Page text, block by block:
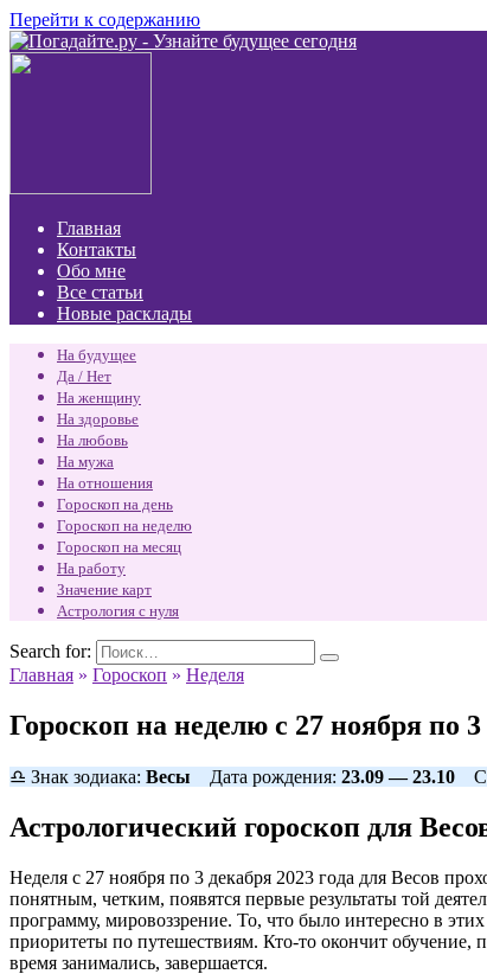
Перейти к содержанию
Главная
Контакты
Обо мне
Все статьи
Новые расклады
На будущее
Да / Нет
На женщину
На здоровье
На любовь
На мужа
На отношения
Гороскоп на день
Гороскоп на неделю
Гороскоп на месяц
На работу
Значение карт
Астрология с нуля
Search for:
Главная » Гороскоп » Неделя
Гороскоп на неделю с 27 ноября по
♎ Знак зодиака: Весы Дата рождения: 23.09 — 23.10
Астрологический гороскоп для
Неделя с 27 ноября по 3 декабря 2023 года для Весов
понятным, четким, появятся первые результаты той
программу, мировоззрение. То, что было интересно в
приоритеты по путешествиям. Кто-то окончит
время занимались, завершается.